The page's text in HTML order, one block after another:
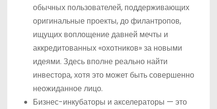
обычных пользователей, поддерживающих
оригинальные проекты, до филантропов,
ищущих воплощение давней мечты и
аккредитованных «охотников» за новыми
идеями. Здесь вполне реально найти
инвестора, хотя это может быть совершенно
неожиданное лицо.
Бизнес-инкубаторы и акселераторы — это